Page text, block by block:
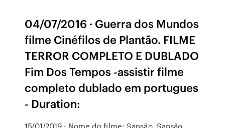
04/07/2016 · Guerra dos Mundos
filme Cinéfilos de Plantão. FILME
TERROR COMPLETO E DUBLADO
Fim Dos Tempos -assistir filme
completo dublado em portugues
- Duration:
15/01/2019 · Nome do filme: Sansão. Sansão